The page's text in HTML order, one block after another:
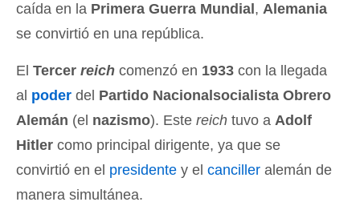
caída en la Primera Guerra Mundial , Alemania
se convirtió en una república.
El Tercer reich comenzó en 1933 con la llegada
al poder del Partido Nacionalsocialista Obrero
Alemán (el nazismo). Este reich tuvo a Adolf
Hitler como principal dirigente, ya que se
convirtió en el presidente y el canciller alemán de
manera simultánea.